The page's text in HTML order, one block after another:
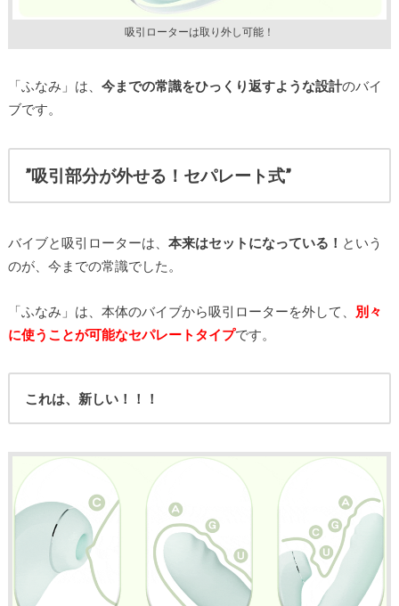
吸引ローターは取り外し可能！
「ふなみ」は、 今までの常識をひっくり返すような設計のバイ
ブです。
”吸引部分が外せる！セパレート式”
バイブと吸引ローターは、 本来はセットになっている！ という
のが、今までの常識でした。
「ふなみ」は、本体のバイブから吸引ローターを外して、 別々
に使うことが可能なセパレートタイプです。
これは、新しい！！！